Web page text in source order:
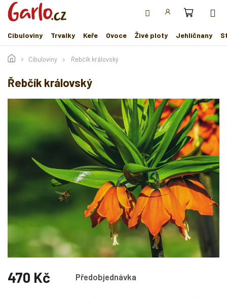
Přejít
obsah
Cibuloviny
Trvalky Keře Ovoce Živé ploty Jehličnany
Cibuloviny Řebčík královský
Řebčík královský
470 Kč Předobjednávka